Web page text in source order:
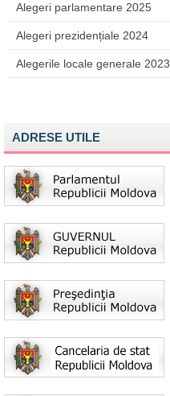
Alegeri parlamentare 2025
Alegeri prezidențiale 2024
Alegerile locale generale 2023
ADRESE UTILE